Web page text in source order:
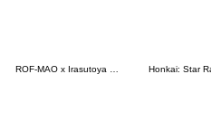
ROF-MAO x Irasutoya Stickers